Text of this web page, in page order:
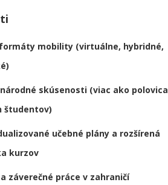
mobility (virtuálne, hybridné,
skúsenosti (viac ako polovica
študentov)
učebné plány a rozšírená
kurzov
záverečné práce v zahraničí